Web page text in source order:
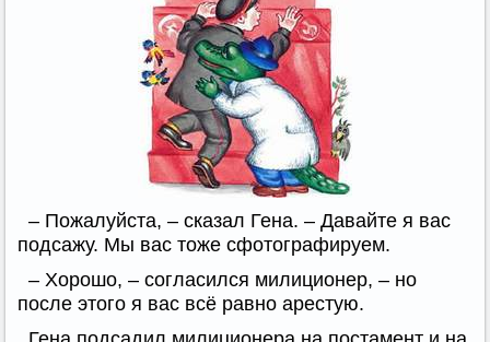
– Пожалуйста, – сказал Гена. – Давайте я вас
подсажу. Мы вас тоже сфотографируем.
– Хорошо, – согласился милиционер, – но
после этого я вас всё равно арестую.